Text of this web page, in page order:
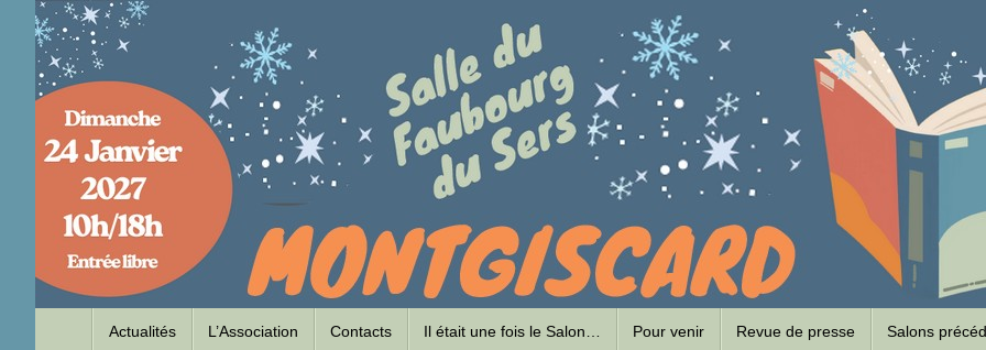
Passer
contenu
Actualités L’Association Contacts Il était une fois le Salon… Pour venir Revue de presse Salons